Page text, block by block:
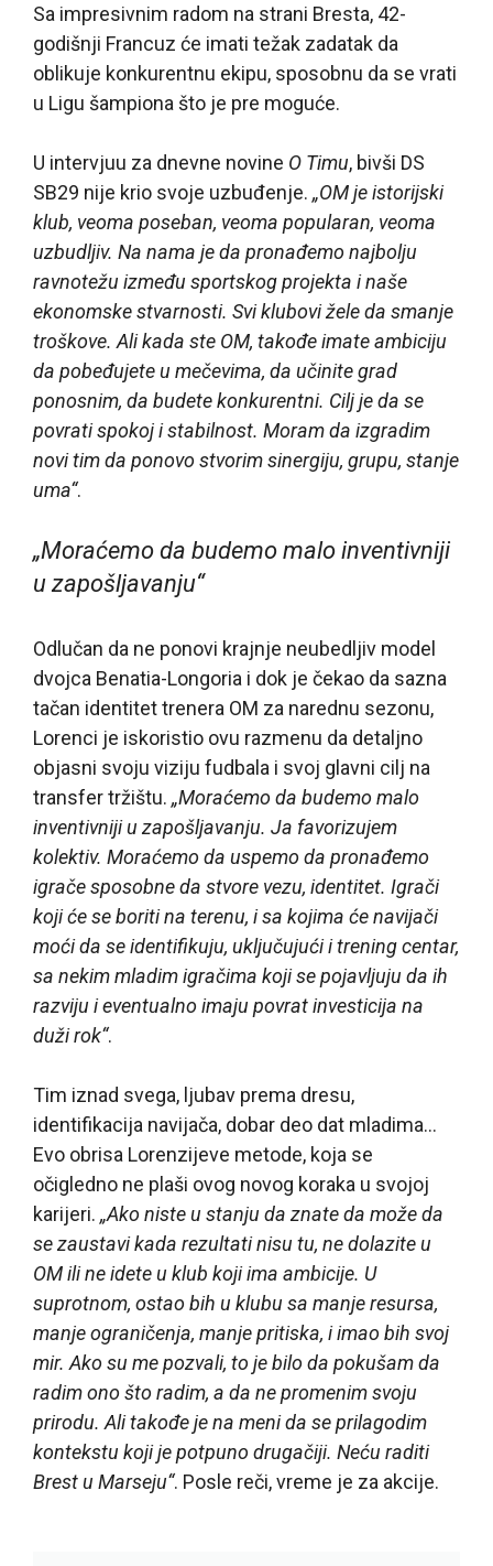
Sa impresivnim radom na strani Bresta, 42-
godišnji Francuz će imati težak zadatak da
oblikuje konkurentnu ekipu, sposobnu da se vrati
u Ligu šampiona što je pre moguće.
U intervjuu za dnevne novine O Timu, bivši DS
SB29 nije krio svoje uzbuđenje. „OM je istorijski
klub, veoma poseban, veoma popularan, veoma
uzbudljiv. Na nama je da pronađemo najbolju
ravnotežu između sportskog projekta i naše
ekonomske stvarnosti. Svi klubovi žele da smanje
troškove. Ali kada ste OM, takođe imate ambiciju
da pobeđujete u mečevima, da učinite grad
ponosnim, da budete konkurentni. Cilj je da se
povrati spokoj i stabilnost. Moram da izgradim
novi tim da ponovo stvorim sinergiju, grupu, stanje
uma“.
„Moraćemo da budemo malo inventivniji
u zapošljavanju“
Odlučan da ne ponovi krajnje neubedljiv model
dvojca Benatia-Longoria i dok je čekao da sazna
tačan identitet trenera OM za narednu sezonu,
Lorenci je iskoristio ovu razmenu da detaljno
objasni svoju viziju fudbala i svoj glavni cilj na
transfer tržištu. „Moraćemo da budemo malo
inventivniji u zapošljavanju. Ja favorizujem
kolektiv. Moraćemo da uspemo da pronađemo
igrače sposobne da stvore vezu, identitet. Igrači
koji će se boriti na terenu, i sa kojima će navijači
moći da se identifikuju, uključujući i trening centar,
sa nekim mladim igračima koji se pojavljuju da ih
razviju i eventualno imaju povrat investicija na
duži rok“.
Tim iznad svega, ljubav prema dresu,
identifikacija navijača, dobar deo dat mladima…
Evo obrisa Lorenzijeve metode, koja se
očigledno ne plaši ovog novog koraka u svojoj
karijeri. „Ako niste u stanju da znate da može da
se zaustavi kada rezultati nisu tu, ne dolazite u
OM ili ne idete u klub koji ima ambicije. U
suprotnom, ostao bih u klubu sa manje resursa,
manje ograničenja, manje pritiska, i imao bih svoj
mir. Ako su me pozvali, to je bilo da pokušam da
radim ono što radim, a da ne promenim svoju
prirodu. Ali takođe je na meni da se prilagodim
kontekstu koji je potpuno drugačiji. Neću raditi
Brest u Marseju“. Posle reči, vreme je za akcije.